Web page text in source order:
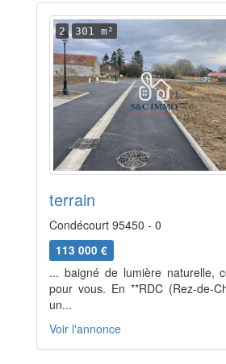
2 301 m²
terrain
Condécourt 95450 - 0
113 000 €
... baigné de lumière naturelle,
pour vous. En **RDC (Rez-de-
un...
Voir l'annonce